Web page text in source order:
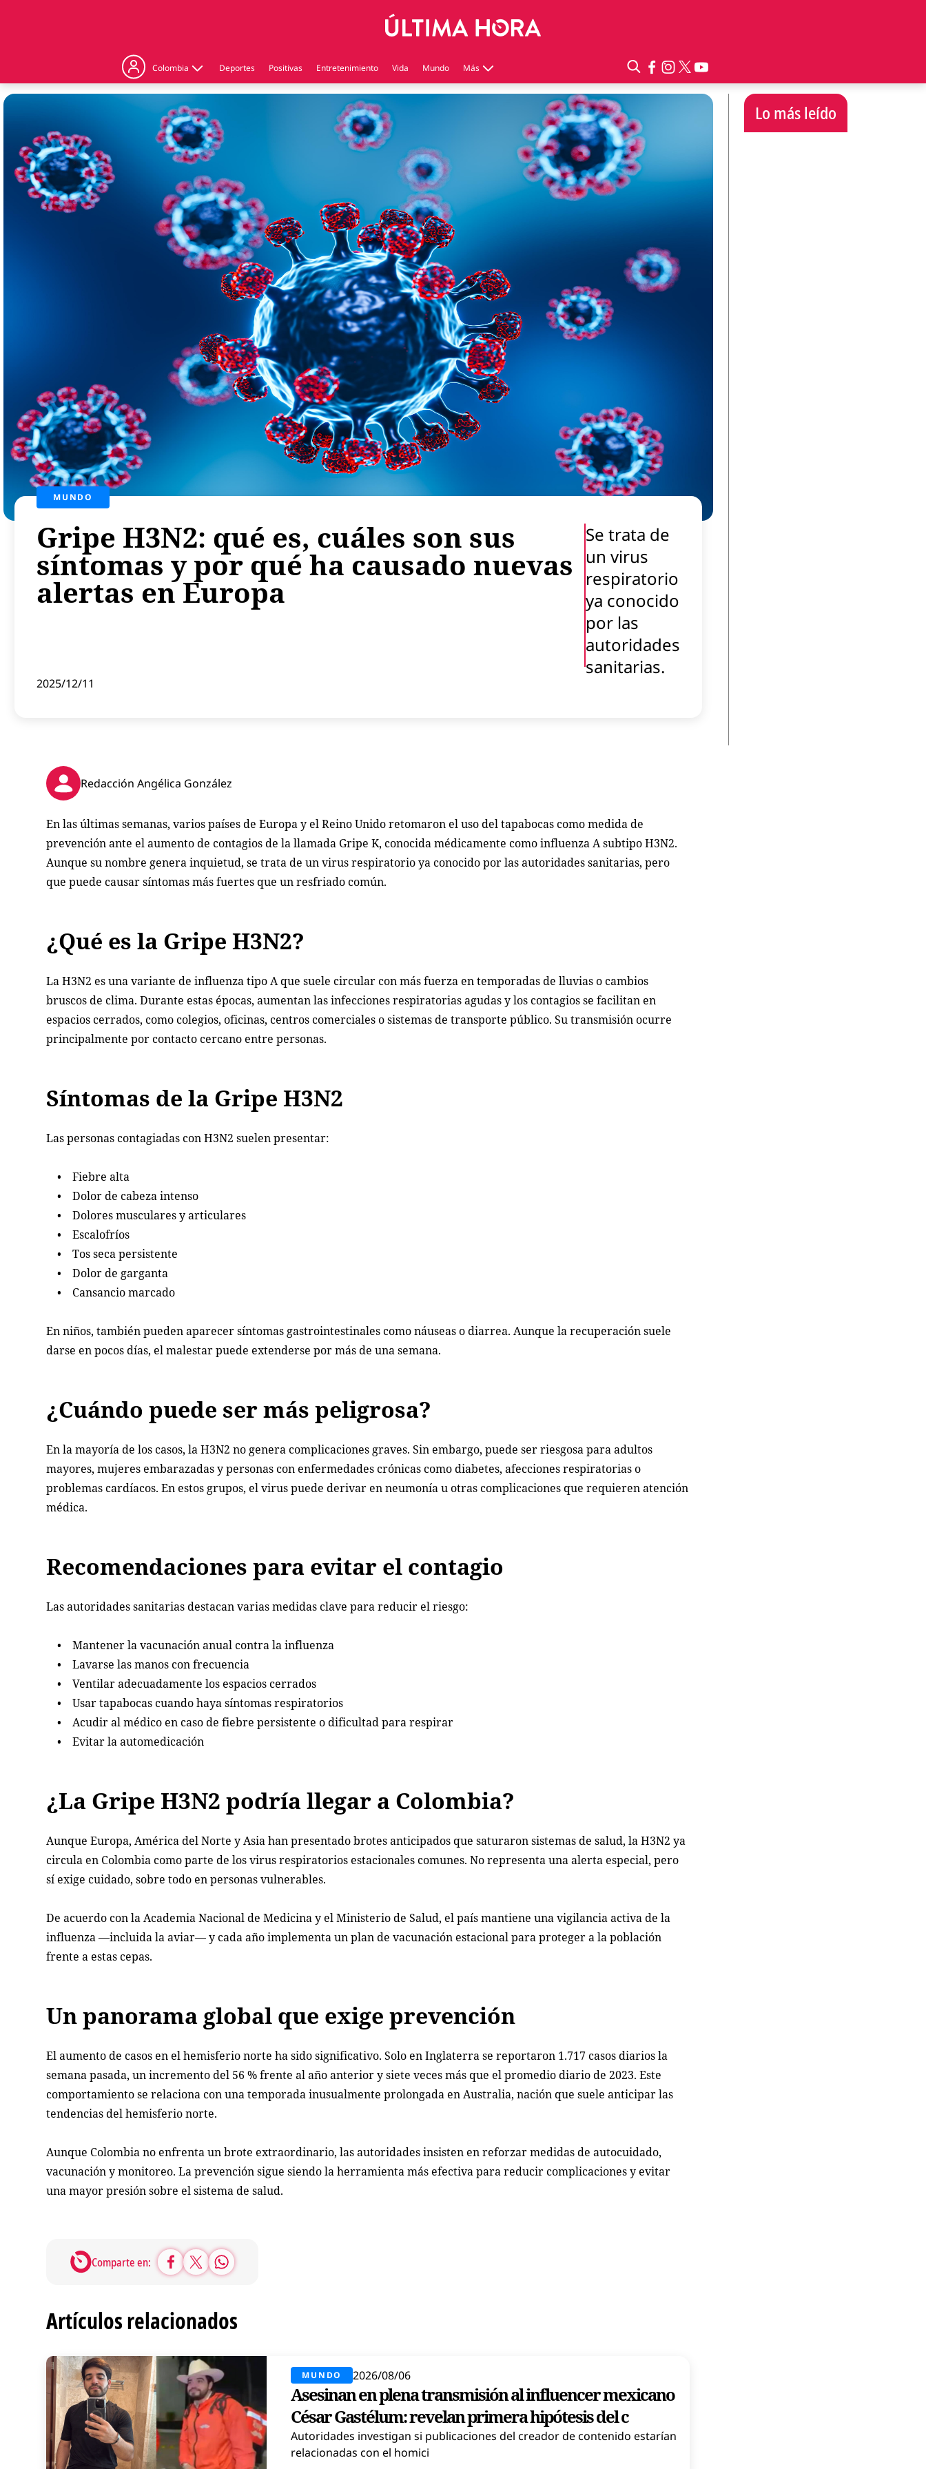
Colombia
Judicial
Politica
Regiones
Deportes Positivas Entretenimiento Vida Mundo Más
Virales
Estilo de vida
Contenido patrocinado
Instagram
MUNDO
Gripe H3N2: qué es, cuáles son sus
síntomas y por qué ha causado nuevas
alertas en Europa
Se trata de
un virus
respiratorio
ya conocido
por las
autoridades
sanitarias.
2025/12/11
Lo más leído
Redacción Angélica González
En las últimas semanas, varios países de Europa y el Reino Unido retomaron el uso del tapabocas como medida de
prevención ante el aumento de contagios de la llamada Gripe K, conocida médicamente como influenza A subtipo H3N2.
Aunque su nombre genera inquietud, se trata de un virus respiratorio ya conocido por las autoridades sanitarias, pero
que puede causar síntomas más fuertes que un resfriado común.
¿Qué es la Gripe H3N2?
La H3N2 es una variante de influenza tipo A que suele circular con más fuerza en temporadas de lluvias o cambios
bruscos de clima. Durante estas épocas, aumentan las infecciones respiratorias agudas y los contagios se facilitan en
espacios cerrados, como colegios, oficinas, centros comerciales o sistemas de transporte público. Su transmisión ocurre
principalmente por contacto cercano entre personas.
Síntomas de la Gripe H3N2
Las personas contagiadas con H3N2 suelen presentar:
• Fiebre alta
• Dolor de cabeza intenso
• Dolores musculares y articulares
• Escalofríos
• Tos seca persistente
• Dolor de garganta
• Cansancio marcado
En niños, también pueden aparecer síntomas gastrointestinales como náuseas o diarrea. Aunque la recuperación suele
darse en pocos días, el malestar puede extenderse por más de una semana.
¿Cuándo puede ser más peligrosa?
En la mayoría de los casos, la H3N2 no genera complicaciones graves. Sin embargo, puede ser riesgosa para adultos
mayores, mujeres embarazadas y personas con enfermedades crónicas como diabetes, afecciones respiratorias o
problemas cardíacos. En estos grupos, el virus puede derivar en neumonía u otras complicaciones que requieren atención
médica.
Recomendaciones para evitar el contagio
Las autoridades sanitarias destacan varias medidas clave para reducir el riesgo:
• Mantener la vacunación anual contra la influenza
• Lavarse las manos con frecuencia
• Ventilar adecuadamente los espacios cerrados
• Usar tapabocas cuando haya síntomas respiratorios
• Acudir al médico en caso de fiebre persistente o dificultad para respirar
• Evitar la automedicación
¿La Gripe H3N2 podría llegar a Colombia?
Aunque Europa, América del Norte y Asia han presentado brotes anticipados que saturaron sistemas de salud, la H3N2 ya
circula en Colombia como parte de los virus respiratorios estacionales comunes. No representa una alerta especial, pero
sí exige cuidado, sobre todo en personas vulnerables.
De acuerdo con la Academia Nacional de Medicina y el Ministerio de Salud, el país mantiene una vigilancia activa de la
influenza —incluida la aviar— y cada año implementa un plan de vacunación estacional para proteger a la población
frente a estas cepas.
Un panorama global que exige prevención
El aumento de casos en el hemisferio norte ha sido significativo. Solo en Inglaterra se reportaron 1.717 casos diarios la
semana pasada, un incremento del 56 % frente al año anterior y siete veces más que el promedio diario de 2023. Este
comportamiento se relaciona con una temporada inusualmente prolongada en Australia, nación que suele anticipar las
tendencias del hemisferio norte.
Aunque Colombia no enfrenta un brote extraordinario, las autoridades insisten en reforzar medidas de autocuidado,
vacunación y monitoreo. La prevención sigue siendo la herramienta más efectiva para reducir complicaciones y evitar
una mayor presión sobre el sistema de salud.
Comparte en:
Artículos relacionados
MUNDO 2026/08/06
Asesinan en plena transmisión al influencer mexicano
César Gastélum: revelan primera hipótesis del c
Autoridades investigan si publicaciones del creador de contenido estarían
relacionadas con el homici